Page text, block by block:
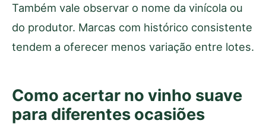
Também vale observar o nome da vinícola ou
do produtor. Marcas com histórico consistente
tendem a oferecer menos variação entre lotes.
Como acertar no vinho suave
para diferentes ocasiões